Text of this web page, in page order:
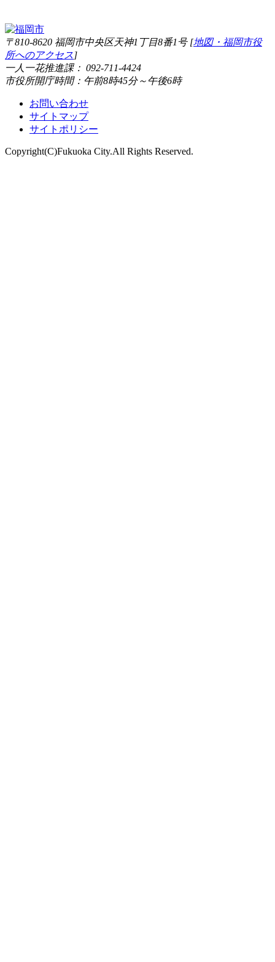
〒810-8620 福岡市中央区天神1丁目8番1号 [地図・福岡市役
所へのアクセス]
一人一花推進課： 092-711-4424
市役所開庁時間：午前8時45分～午後6時
お問い合わせ
サイトマップ
サイトポリシー
Copyright(C)Fukuoka City.All Rights Reserved.